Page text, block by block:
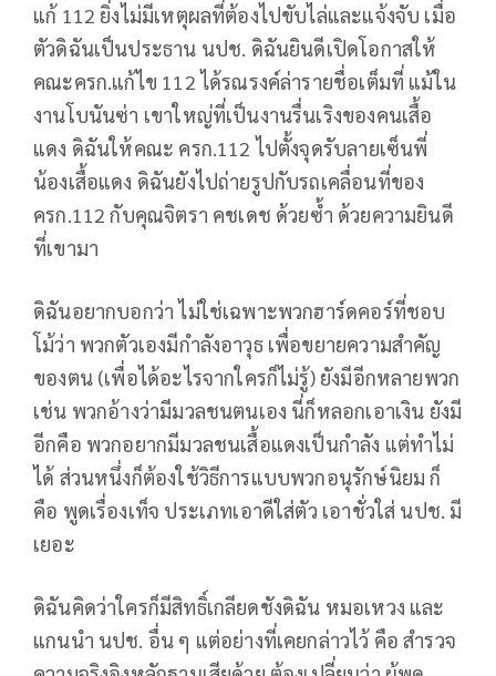
แก้ 112 ยิ่งไม่มีเหตุผลที่ต้องไปขับไล่และแจ้งจับ เมื่อ
ตัวดิฉันเป็นประธาน นปช. ดิฉันยินดีเปิดโอกาสให้
คณะครก.แก้ไข 112 ได้รณรงค์ล่ารายชื่อเต็มที่ แม้ใน
งานโบนันซ่า เขาใหญ่ที่เป็นงานรื่นเริงของคนเสื้อ
แดง ดิฉันให้คณะ ครก.112 ไปตั้งจุดรับลายเซ็นพี่
น้องเสื้อแดง ดิฉันยังไปถ่ายรูปกับรถเคลื่อนที่ของ
ครก.112 กับคุณจิตรา คชเดช ด้วยซ้ำ ด้วยความยินดี
ที่เขามา
ดิฉันอยากบอกว่า ไม่ใช่เฉพาะพวกฮาร์ดคอร์ที่ชอบ
โม้ว่า พวกตัวเองมีกำลังอาวุธ เพื่อขยายความสำคัญ
ของตน (เพื่อได้อะไรจากใครก็ไม่รู้) ยังมีอีกหลายพวก
เช่น พวกอ้างว่ามีมวลชนตนเอง นี่ก็หลอกเอาเงิน ยังมี
อีกคือ พวกอยากมีมวลชนเสื้อแดงเป็นกำลัง แต่ทำไม่
ได้ ส่วนหนึ่งก็ต้องใช้วิธีการแบบพวกอนุรักษ์นิยม ก็
คือ พูดเรื่องเท็จ ประเภทเอาดีใส่ตัว เอาชั่วใส่ นปช. มี
เยอะ
ดิฉันคิดว่าใครก็มีสิทธิ์เกลียดชังดิฉัน หมอเหวง และ
แกนนำ นปช. อื่น ๆ แต่อย่างที่เคยกล่าวไว้ คือ สำรวจ